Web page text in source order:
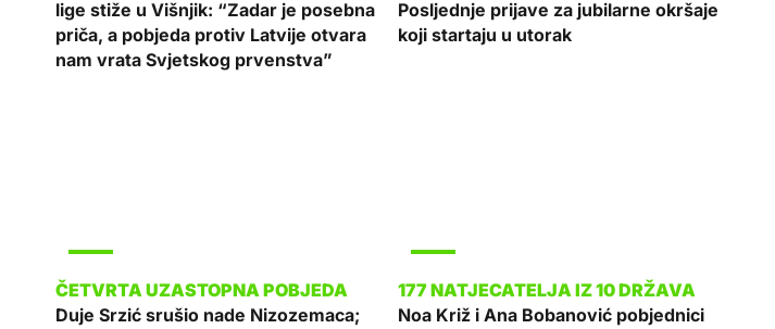
lige stiže u Višnjik: “Zadar je posebna
priča, a pobjeda protiv Latvije otvara
nam vrata Svjetskog prvenstva”
Posljednje prijave za jubilarne okršaje
koji startaju u utorak
Duje Srzić srušio nade Nizozemaca;
Noa Križ i Ana Bobanović pobjednici